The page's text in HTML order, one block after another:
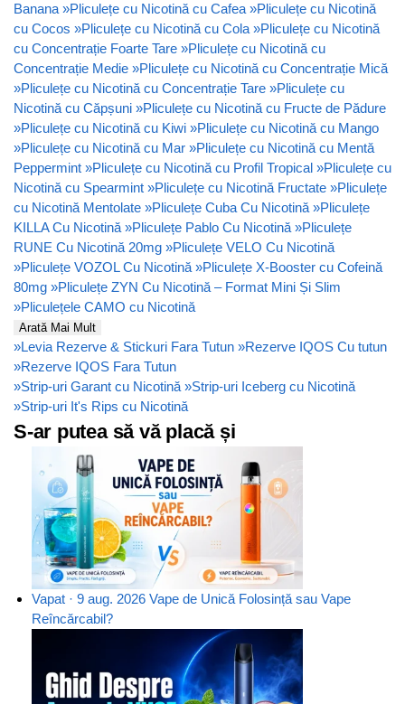
Banana »Pliculețe cu Nicotină cu Cafea »Pliculețe cu Nicotină
cu Cocos »Pliculețe cu Nicotină cu Cola »Pliculețe cu Nicotină
cu Concentrație Foarte Tare »Pliculețe cu Nicotină cu
Concentrație Medie »Pliculețe cu Nicotină cu Concentrație Mică
»Pliculețe cu Nicotină cu Concentrație Tare »Pliculețe cu
Nicotină cu Căpșuni »Pliculețe cu Nicotină cu Fructe de Pădure
»Pliculețe cu Nicotină cu Kiwi »Pliculețe cu Nicotină cu Mango
»Pliculețe cu Nicotină cu Mar »Pliculețe cu Nicotină cu Mentă
Peppermint »Pliculețe cu Nicotină cu Profil Tropical »Pliculețe cu
Nicotină cu Spearmint »Pliculețe cu Nicotină Fructate »Pliculețe
cu Nicotină Mentolate »Pliculețe Cuba Cu Nicotină »Pliculețe
KILLA Cu Nicotină »Pliculețe Pablo Cu Nicotină »Pliculețe
RUNE Cu Nicotină 20mg »Pliculețe VELO Cu Nicotină
»Pliculețe VOZOL Cu Nicotină »Pliculețe X-Booster cu Cofeină
80mg »Pliculețe ZYN Cu Nicotină – Format Mini Și Slim
»Pliculețele CAMO cu Nicotină
Arată Mai Mult
»Levia Rezerve & Stickuri Fara Tutun »Rezerve IQOS Cu tutun
»Rezerve IQOS Fara Tutun
»Strip-uri Garant cu Nicotină »Strip-uri Iceberg cu Nicotină
»Strip-uri It's Rips cu Nicotină
S-ar putea să vă placă și
Vapat · 9 aug. 2026 Vape de Unică Folosință sau Vape
Reîncărcabil?